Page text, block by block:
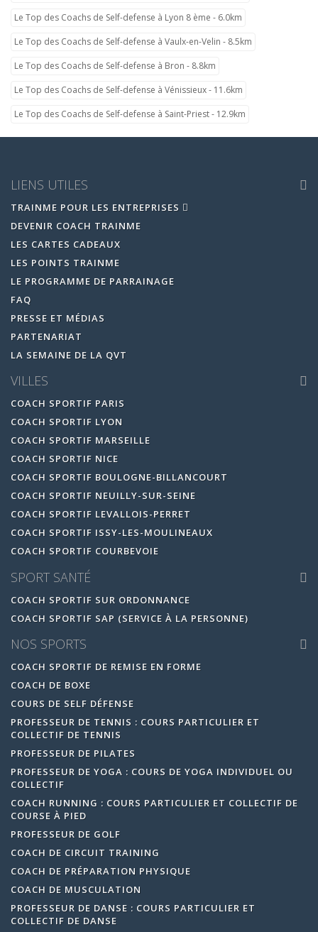
Le Top des Coachs de Self-defense à Lyon 8 ème - 6.0km
Le Top des Coachs de Self-defense à Vaulx-en-Velin - 8.5km
Le Top des Coachs de Self-defense à Bron - 8.8km
Le Top des Coachs de Self-defense à Vénissieux - 11.6km
Le Top des Coachs de Self-defense à Saint-Priest - 12.9km
LIENS UTILES
TRAINME POUR LES ENTREPRISES
DEVENIR COACH TRAINME
LES CARTES CADEAUX
LES POINTS TRAINME
LE PROGRAMME DE PARRAINAGE
FAQ
PRESSE ET MÉDIAS
PARTENARIAT
LA SEMAINE DE LA QVT
VILLES
COACH SPORTIF PARIS
COACH SPORTIF LYON
COACH SPORTIF MARSEILLE
COACH SPORTIF NICE
COACH SPORTIF BOULOGNE-BILLANCOURT
COACH SPORTIF NEUILLY-SUR-SEINE
COACH SPORTIF LEVALLOIS-PERRET
COACH SPORTIF ISSY-LES-MOULINEAUX
COACH SPORTIF COURBEVOIE
SPORT SANTÉ
COACH SPORTIF SUR ORDONNANCE
COACH SPORTIF SAP (SERVICE À LA PERSONNE)
NOS SPORTS
COACH SPORTIF DE REMISE EN FORME
COACH DE BOXE
COURS DE SELF DÉFENSE
PROFESSEUR DE TENNIS : COURS PARTICULIER ET
COLLECTIF DE TENNIS
PROFESSEUR DE PILATES
PROFESSEUR DE YOGA : COURS DE YOGA INDIVIDUEL OU
COLLECTIF
COACH RUNNING : COURS PARTICULIER ET COLLECTIF DE
COURSE À PIED
PROFESSEUR DE GOLF
COACH DE CIRCUIT TRAINING
COACH DE PRÉPARATION PHYSIQUE
COACH DE MUSCULATION
PROFESSEUR DE DANSE : COURS PARTICULIER ET
COLLECTIF DE DANSE